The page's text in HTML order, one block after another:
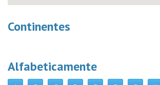
Continentes
Alfabeticamente